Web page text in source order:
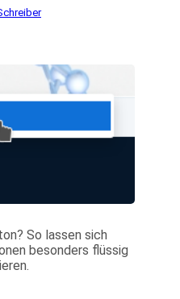
So lassen sich
besonders flüssig